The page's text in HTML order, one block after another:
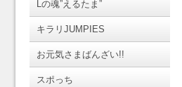
Lの魂”えるたま”
キラリJUMPIES
お元気さまばんざい!!
スポっち